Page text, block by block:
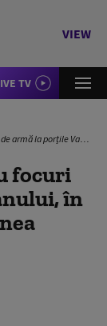
VIEW
TV
Papa Francisc ținea predica de duminică
focuri
în